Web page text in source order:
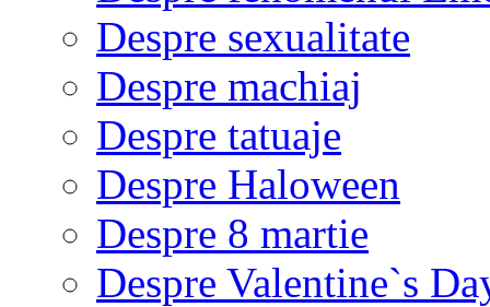
Despre sexualitate
Despre machiaj
Despre tatuaje
Despre Haloween
Despre 8 martie
Despre Valentine`s